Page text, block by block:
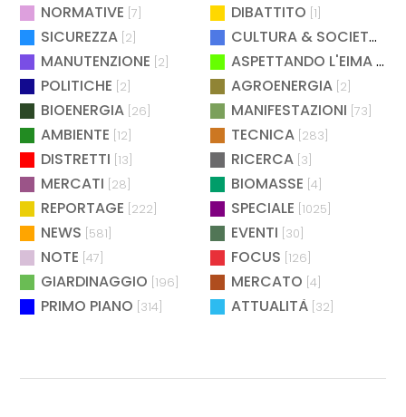
NORMATIVE [7] DIBATTITO [1]
SICUREZZA [2] CULTURA & SOCIETÀ
MANUTENZIONE [2] ASPETTANDO L'EIMA [4]
POLITICHE [2] AGROENERGIA [2]
BIOENERGIA [26] MANIFESTAZIONI [73]
AMBIENTE [12] TECNICA [283]
DISTRETTI [13] RICERCA [3]
MERCATI [28] BIOMASSE [4]
REPORTAGE [222] SPECIALE [1025]
NEWS [581] EVENTI [30]
NOTE [47] FOCUS [126]
GIARDINAGGIO [196] MERCATO [4]
PRIMO PIANO [314] ATTUALITÀ [32]